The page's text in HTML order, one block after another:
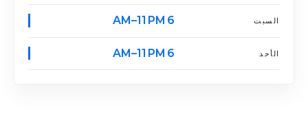
السبت 6 AM–11 PM
الأحد 6 AM–11 PM